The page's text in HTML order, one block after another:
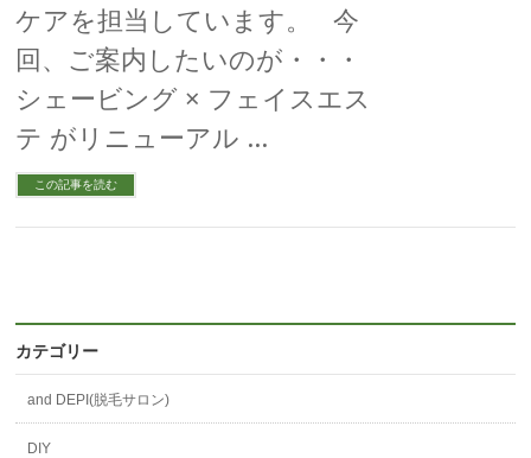
ケアを担当しています。 今
回、ご案内したいのが・・・
シェービング × フェイスエス
テ がリニューアル …
この記事を読む
カテゴリー
and DEPI(脱毛サロン)
DIY